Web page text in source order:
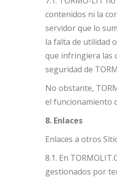
contenidos ni la
servidor que lo
la falta de utilidad
que infringiera las
seguridad de
No obstante,
el funcionamiento
8. Enlaces
Enlaces a otros
8.1. En
gestionados por